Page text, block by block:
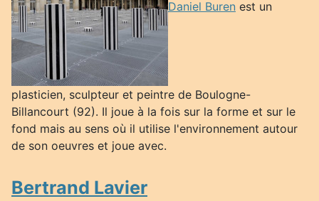
Daniel Buren est un
plasticien, sculpteur et peintre de Boulogne-
Billancourt (92). Il joue à la fois sur la forme et sur le
fond mais au sens où il utilise l'environnement autour
de son oeuvres et joue avec.
Bertrand Lavier